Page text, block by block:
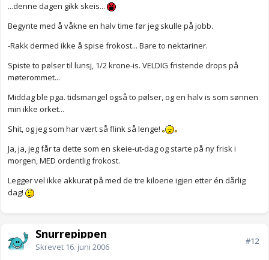
...denne dagen gikk skeis...
Begynte med å våkne en halv time før jeg skulle på jobb.
-Rakk dermed ikke å spise frokost... Bare to nektariner.
Spiste to pølser til lunsj, 1/2 krone-is. VELDIG fristende drops på
møterommet...
Middag ble pga. tidsmangel også to pølser, og en halv is som sønnen
min ikke orket...
Shit, og jeg som har vært så flink så lenge!
Ja, ja, jeg får ta dette som en skeie-ut-dag og starte på ny frisk i
morgen, MED ordentlig frokost.
Legger vel ikke akkurat på med de tre kiloene igjen etter én dårlig
dag!
Snurrepippen
Skrevet 16. juni 2006
#12